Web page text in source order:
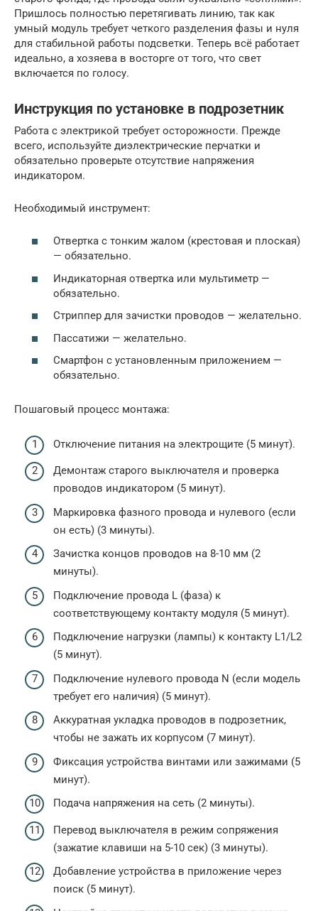
Пришлось полностью перетягивать линию, так как
умный модуль требует четкого разделения фазы и нуля
для стабильной работы подсветки. Теперь всё работает
идеально, а хозяева в восторге от того, что свет
включается по голосу.
Инструкция по установке в подрозетник
Работа с электрикой требует осторожности. Прежде
всего, используйте диэлектрические перчатки и
обязательно проверьте отсутствие напряжения
индикатором.
Необходимый инструмент:
Отвертка с тонким жалом (крестовая и плоская)
— обязательно.
Индикаторная отвертка или мультиметр —
обязательно.
Стриппер для зачистки проводов — желательно.
Пассатижи — желательно.
Смартфон с установленным приложением —
обязательно.
Пошаговый процесс монтажа:
Отключение питания на электрощите (5 минут).
Демонтаж старого выключателя и проверка
проводов индикатором (5 минут).
Маркировка фазного провода и нулевого (если
он есть) (3 минуты).
Зачистка концов проводов на 8-10 мм (2
минуты).
Подключение провода L (фаза) к
соответствующему контакту модуля (5 минут).
Подключение нагрузки (лампы) к контакту L1/L2
(5 минут).
Подключение нулевого провода N (если модель
требует его наличия) (5 минут).
Аккуратная укладка проводов в подрозетник,
чтобы не зажать их корпусом (7 минут).
Фиксация устройства винтами или зажимами (5
минут).
Подача напряжения на сеть (2 минуты).
Перевод выключателя в режим сопряжения
(зажатие клавиши на 5-10 сек) (3 минуты).
Добавление устройства в приложение через
поиск (5 минут).